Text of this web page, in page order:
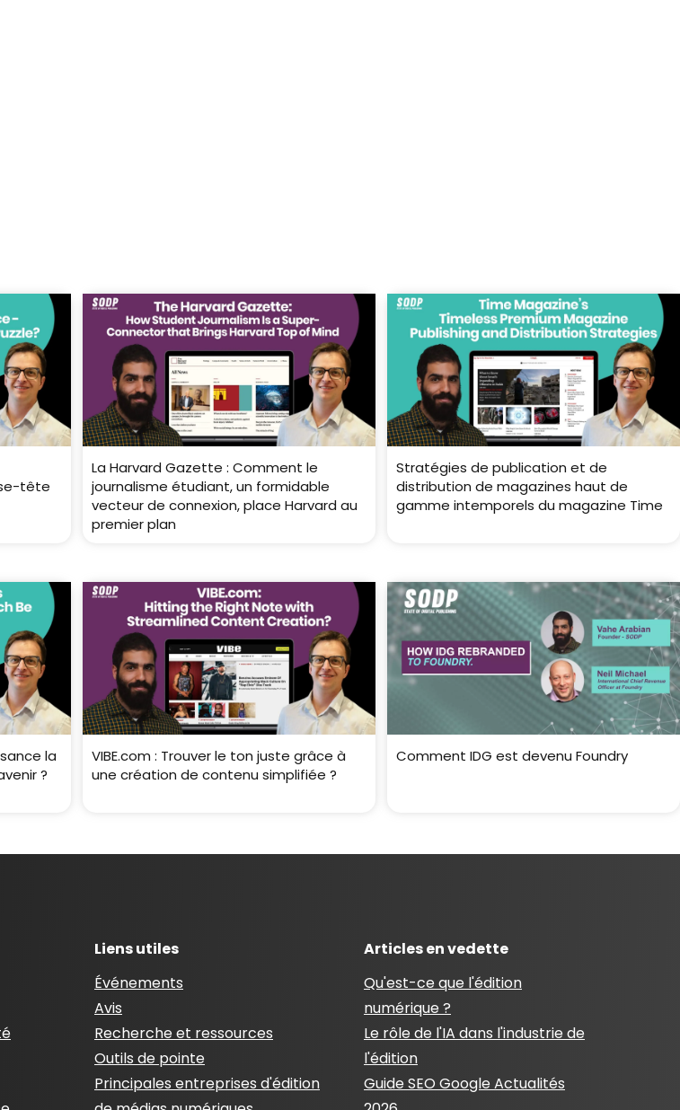
tête
La Harvard Gazette : Comment le
journalisme étudiant, un formidable
vecteur de connexion, place Harvard au
premier plan
Stratégies de publication et de
distribution de magazines haut de
gamme intemporels du magazine Time
la
?
VIBE.com : Trouver le ton juste grâce à
une création de contenu simplifiée ?
Comment IDG est devenu Foundry
Liens utiles
Événements
Avis
Recherche et ressources
Outils de pointe
Principales entreprises d'édition
Articles en vedette
Qu'est-ce que l'édition
numérique ?
Le rôle de l'IA dans l'industrie de
l'édition
Guide SEO Google Actualités